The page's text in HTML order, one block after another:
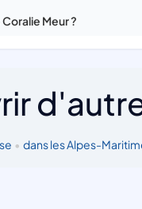
Meur ?
• dans les Alpes-